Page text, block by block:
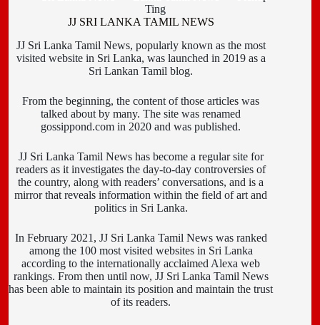
Ting
JJ SRI LANKA TAMIL NEWS
JJ Sri Lanka Tamil News, popularly known as the most
visited website in Sri Lanka, was launched in 2019 as a
Sri Lankan Tamil blog.
From the beginning, the content of those articles was
talked about by many. The site was renamed
gossippond.com in 2020 and was published.
JJ Sri Lanka Tamil News has become a regular site for
readers as it investigates the day-to-day controversies of
the country, along with readers’ conversations, and is a
mirror that reveals information within the field of art and
politics in Sri Lanka.
In February 2021, JJ Sri Lanka Tamil News was ranked
among the 100 most visited websites in Sri Lanka
according to the internationally acclaimed Alexa web
rankings. From then until now, JJ Sri Lanka Tamil News
has been able to maintain its position and maintain the trust
of its readers.